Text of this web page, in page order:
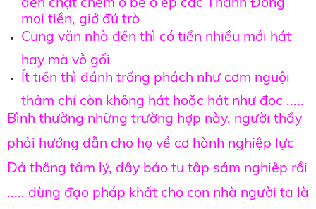
moi tiền, giở đủ trò
Cung văn nhà đền thì có tiền nhiều mới hát
hay mà vỗ gối
Ít tiền thì đánh trống phách như cơm nguội
thậm chí còn không hát hoặc hát như đọc .....
Bình thường những trường hợp này, người thầy
phải hướng dẫn cho họ về cơ hành nghiệp lực
Đả thông tâm lý, dậy bảo tu tập sám nghiệp rồi
..... dùng đạo pháp khất cho con nhà người ta là